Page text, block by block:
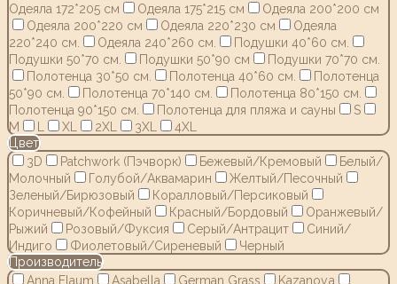
Одеяла 172*205 см
Одеяла 175*215 см
Одеяла 200*200 см
Одеяла 200*220 см
Одеяла 220*230 см
Одеяла
220*240 см.
Одеяла 240*260 см.
Подушки 40*60 см.
Подушки 50*70 см.
Подушки 50*90 см
Подушки 70*70 см.
Полотенца 30*50 см.
Полотенца 40*60 см.
Полотенца
50*90 см.
Полотенца 70*140 см.
Полотенца 80*150 см.
Полотенца 90*150 см.
Полотенца для пляжа и сауны
S
M
XL 2XL 3XL
4XL
Цвет
3D
Patchwork (Пэчворк) Бежевый/Кремовый
Белый/
Молочный
Голубой/Аквамарин
Желтый/Песочный
Зеленый/Бирюзовый
Коралловый/Персиковый
Коричневый/Кофейный
Красный/Бордовый
Оранжевый/
Рыжий
Розовый/Фуксия Серый/Антрацит
Синий/
Индиго
Фиолетовый/Сиреневый
Черный
Производитель
Anna Flaum
Asabella German Grass
Kazanov.a